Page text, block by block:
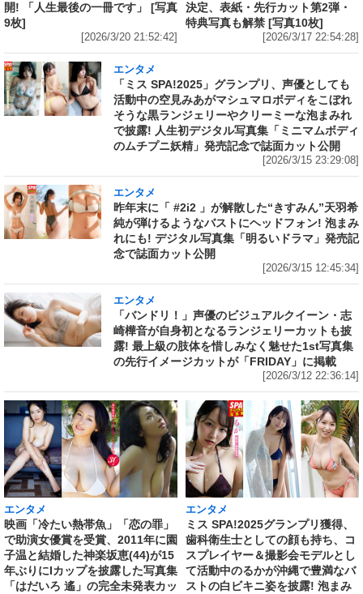
開! 「人生最後の一冊です」 [写真
9枚]
[2026/3/20 21:52:42]
決定、表紙・先行カット第2弾・
特典写真も解禁 [写真10枚]
[2026/3/17 22:54:28]
エンタメ
「ミス SPA!2025」グランプリ、声優としても
活動中の空見みあがマシュマロボディをこぼれ
そうな黒ランジェリーやクリーミーな泡まみれ
で披露! 人生初デジタル写真集「ミニマムボディ
のムチプニ妖精」発売記念で誌面カット公開
[2026/3/15 23:29:08]
エンタメ
昨年末に「 #2i2 」が解散した“きすみん”天羽希
純が弾けるようなバストにヘッドフォン! 泡まみ
れにも! デジタル写真集「明るいドラマ」発売記
念で誌面カット公開
[2026/3/15 12:45:34]
エンタメ
「バンドリ！」声優のビジュアルクイーン・志
崎樺音が自身初となるランジェリーカットも披
露! 最上級の肢体を惜しみなく魅せた1st写真集
の先行イメージカットが「FRIDAY」に掲載
[2026/3/12 22:36:14]
エンタメ
映画「冷たい熱帯魚」「恋の罪」
で助演女優賞を受賞、2011年に園
子温と結婚した神楽坂恵(44)が15
年ぶりにIカップを披露した写真集
「はだいろ 遙」の完全未発表カッ
エンタメ
ミス SPA!2025グランプリ獲得、
歯科衛生士としての顔も持ち、コ
スプレイヤー＆撮影会モデルとし
て活動中のるかが沖縄で豊満なバ
ストの白ビキニ姿を披露! 泡まみ